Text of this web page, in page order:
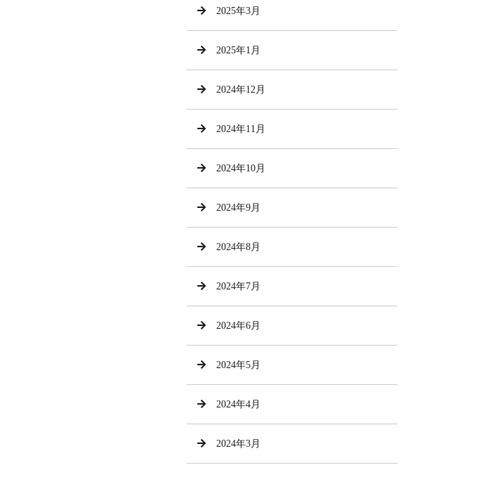
2025年3月
2025年1月
2024年12月
2024年11月
2024年10月
2024年9月
2024年8月
2024年7月
2024年6月
2024年5月
2024年4月
2024年3月